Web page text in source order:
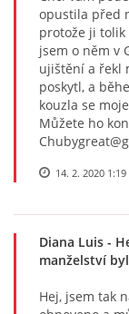
opustila před
protože ji tolik
jsem o něm v
ujištění a řekl
poskytl, a
kouzla se
Můžete ho
14. 2. 2020 1:19
Diana Luis -
manželství
Hej, jsem tak